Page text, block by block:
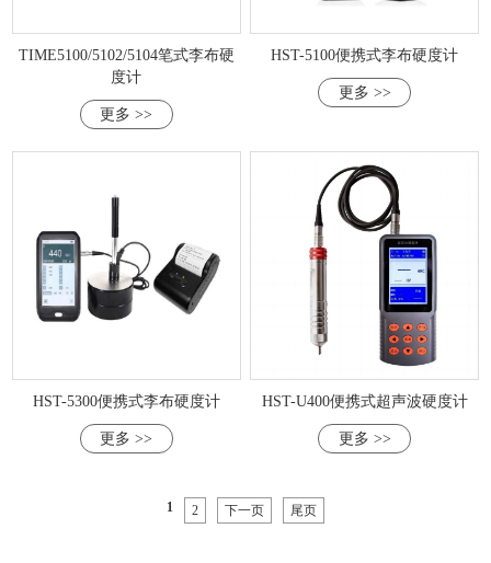
TIME5100/5102/5104笔式李布硬
度计
更多 >>
HST-5100便携式李布硬度计
更多 >>
HST-5300便携式李布硬度计
更多 >>
HST-U400便携式超声波硬度计
更多 >>
1 2 下一页 尾页